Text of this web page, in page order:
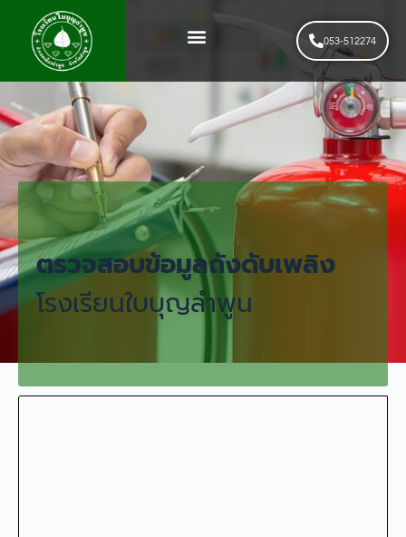
053-512274
ตรวจสอบข้อมูลถังดับเพลิง
โรงเรียนใบบุญลำพูน